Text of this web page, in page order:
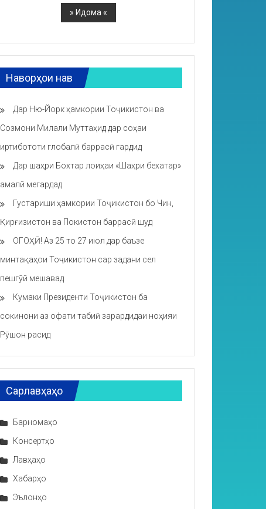
Наворҳои нав
Дар Ню-Йорк ҳамкории Тоҷикистон ва
Созмони Милали Муттаҳид дар соҳаи
иртибототи глобалӣ баррасӣ гардид
Дар шаҳри Бохтар лоиҳаи «Шаҳри бехатар»
амалӣ мегардад
Густариши ҳамкории Тоҷикистон бо Чин,
Қирғизистон ва Покистон баррасӣ шуд
ОГОҲӢ! Аз 25 то 27 июл дар баъзе
минтақаҳои Тоҷикистон сар задани сел
пешгӯӣ мешавад
Кумаки Президенти Тоҷикистон ба
сокинони аз офати табиӣ зарардидаи ноҳияи
Рӯшон расид
Сарлавҳаҳо
Барномаҳо
Консертҳо
Лавҳаҳо
Хабарҳо
Эълонҳо